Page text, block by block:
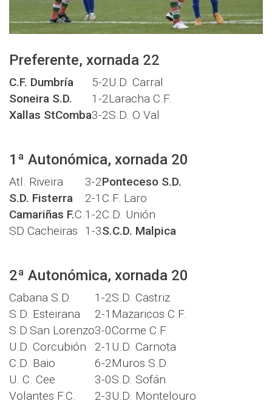
Preferente, xornada 22
C.F. Dumbría 5-2U.D. Carral
Soneira S.D.
1-2Laracha C.F.
Xallas StComba3-2S.D. O Val
1ª Autonómica, xornada 20
Atl. Riveira 3-2Ponteceso S.D.
S.D. Fisterra
2-1 C.F. Laro
Camariñas F.C.1-2C.D. Unión
SD Cacheiras
1-3S.C.D. Malpica
2ª Autonómica, xornada 20
Cabana S.D. 1-2S.D. Castriz
S.D. Esteirana
2-1 Mazaricos C.F.
S.D.San Lorenzo3-0Corme C.F.
U.D. Corcubión
2-1 U.D. Carnota
C.D. Baio
6-2Muros S.D.
U. C. Cee
3-0S.D. Sofán
Volantes F.C.
2-3U.D. Montelouro